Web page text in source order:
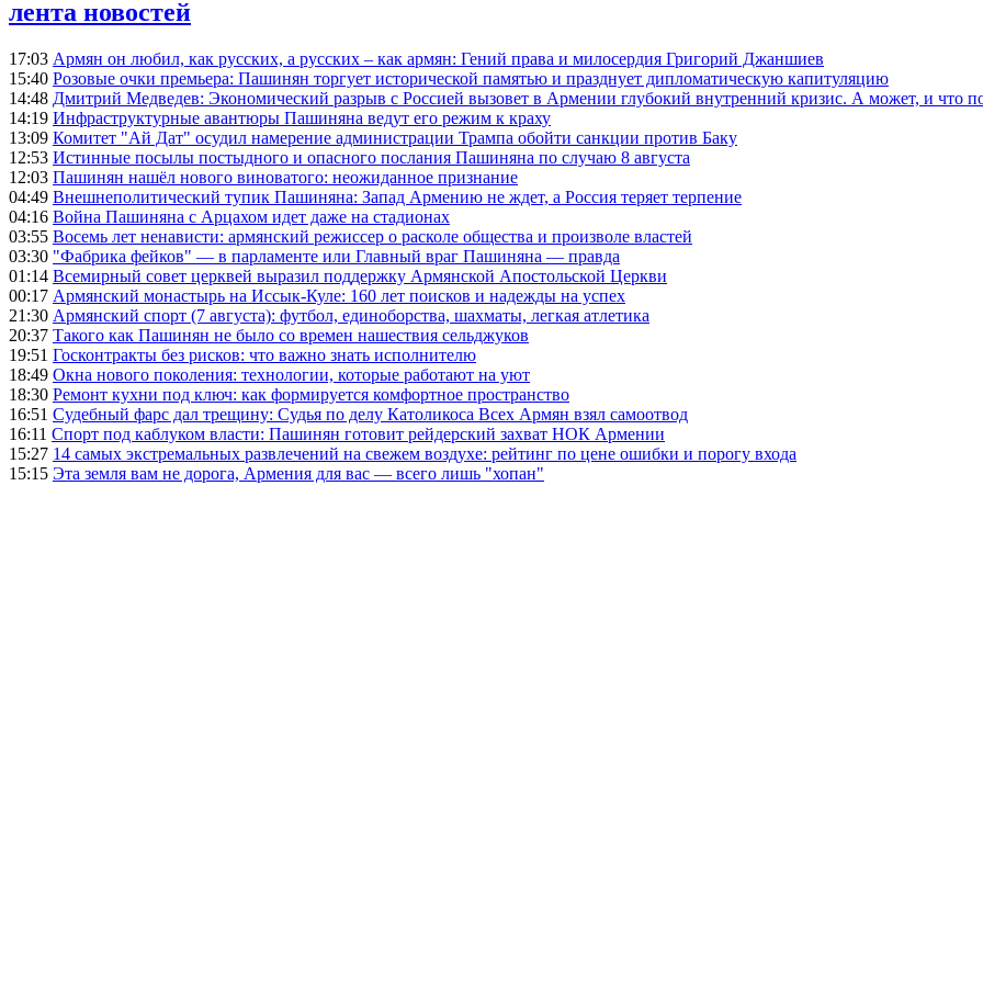
лента новостей
17:03 Армян он любил, как русских, а русских – как армян: Гений права и милосердия Григорий Джаншиев
15:40 Розовые очки премьера: Пашинян торгует исторической памятью и празднует дипломатическую капитуляцию
14:48 Дмитрий Медведев: Экономический разрыв с Россией вызовет в Армении глубокий внутренний кризис. А может, и что
14:19 Инфраструктурные авантюры Пашиняна ведут его режим к краху
13:09 Комитет "Ай Дат" осудил намерение администрации Трампа обойти санкции против Баку
12:53 Истинные посылы постыдного и опасного послания Пашиняна по случаю 8 августа
12:03 Пашинян нашёл нового виноватого: неожиданное признание
04:49 Внешнеполитический тупик Пашиняна: Запад Армению не ждет, а Россия теряет терпение
04:16 Война Пашиняна с Арцахом идет даже на стадионах
03:55 Восемь лет ненависти: армянский режиссер о расколе общества и произволе властей
03:30 "Фабрика фейков" — в парламенте или Главный враг Пашиняна — правда
01:14 Всемирный совет церквей выразил поддержку Армянской Апостольской Церкви
00:17 Армянский монастырь на Иссык-Куле: 160 лет поисков и надежды на успех
21:30 Армянский спорт (7 августа): футбол, единоборства, шахматы, легкая атлетика
20:37 Такого как Пашинян не было со времен нашествия сельджуков
19:51 Госконтракты без рисков: что важно знать исполнителю
18:49 Окна нового поколения: технологии, которые работают на уют
18:30 Ремонт кухни под ключ: как формируется комфортное пространство
16:51 Судебный фарс дал трещину: Судья по делу Католикоса Всех Армян взял самоотвод
16:11 Спорт под каблуком власти: Пашинян готовит рейдерский захват НОК Армении
15:27 14 самых экстремальных развлечений на свежем воздухе: рейтинг по цене ошибки и порогу входа
15:15 Эта земля вам не дорога, Армения для вас — всего лишь "хопан"